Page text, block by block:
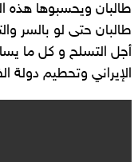
طالبان ويحسبوها هذه
طالبان حتى لو بالسر
أجل التسلح و كل ما
الإيراني وتحطيم دولة